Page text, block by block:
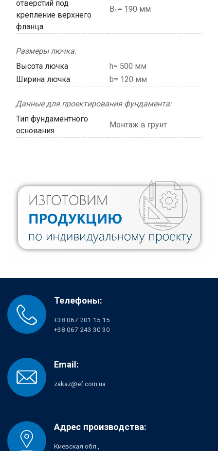
отверстий под
крепление верхнего
фланца
В1 = 190 мм
Размеры лючка:
Высота лючка
h= 500 мм
Ширина лючка
b= 120 мм
Данные для проектирования фундамента:
Тип фундаментного
основания
Монтаж в грунт
Телефоны:
+38 067 201 15 15
+38 067 243 30 30
Email:
zakaz@ef.com.ua
Адрес производства:
Киевская обл.,